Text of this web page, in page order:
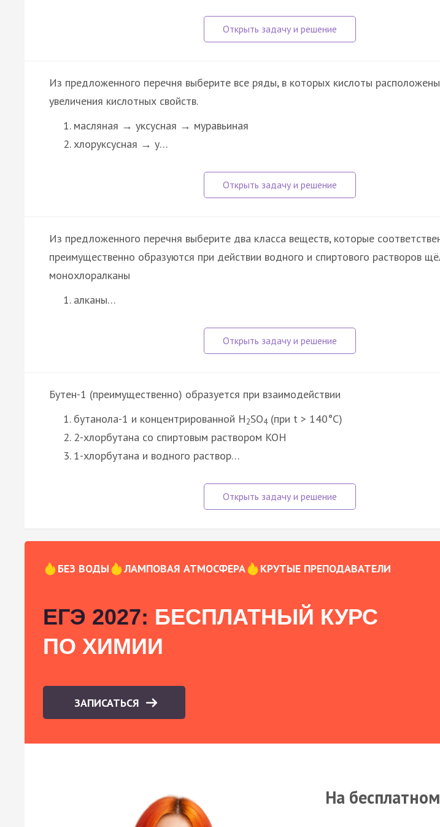
Из предложенного перечня выберите все ряды, в которых кислоты
увеличения кислотных свойств.
масляная → уксусная → муравьиная
хлоруксусная → у…
Из предложенного перечня выберите два класса веществ, которые
преимущественно образуются при действии водного и спиртового растворов
монохлоралканы
алканы…
Бутен-1 (преимущественно) образуется при взаимодействии
бутанола-1 и концентрированной H2SO4(при t > 140°C)
2-хлорбутана со спиртовым раствором KOH
1-хлорбутана и водного раствор…
БЕЗ ВОДЫ ЛАМПОВАЯ АТМОСФЕРА КРУТЫЕ ПРЕПОДАВАТЕЛИ
ЕГЭ 2027: БЕСПЛАТНЫЙ КУРС
ПО ХИМИИ
ЗАПИСАТЬСЯ
На